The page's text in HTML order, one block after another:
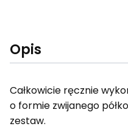
Opis
Całkowicie ręcznie
o formie zwijanego
zestaw.